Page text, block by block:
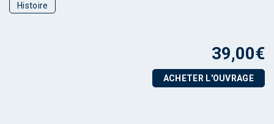
Histoire
39,00€
ACHETER L'OUVRAGE